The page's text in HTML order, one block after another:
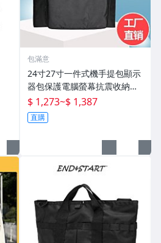
包滿意
24寸27寸一件式機手提包顯示
器包保護電腦螢幕抗震收納袋
訂製定做A9
$ 1,273~$ 1,387
直購